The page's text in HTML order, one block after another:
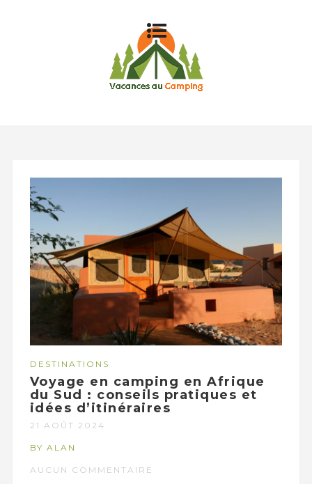
DESTINATIONS
Voyage en camping en Afrique
du Sud : conseils pratiques et
idées d’itinéraires
21 AOÛT 2024
BY ALAN
AUCUN COMMENTAIRE